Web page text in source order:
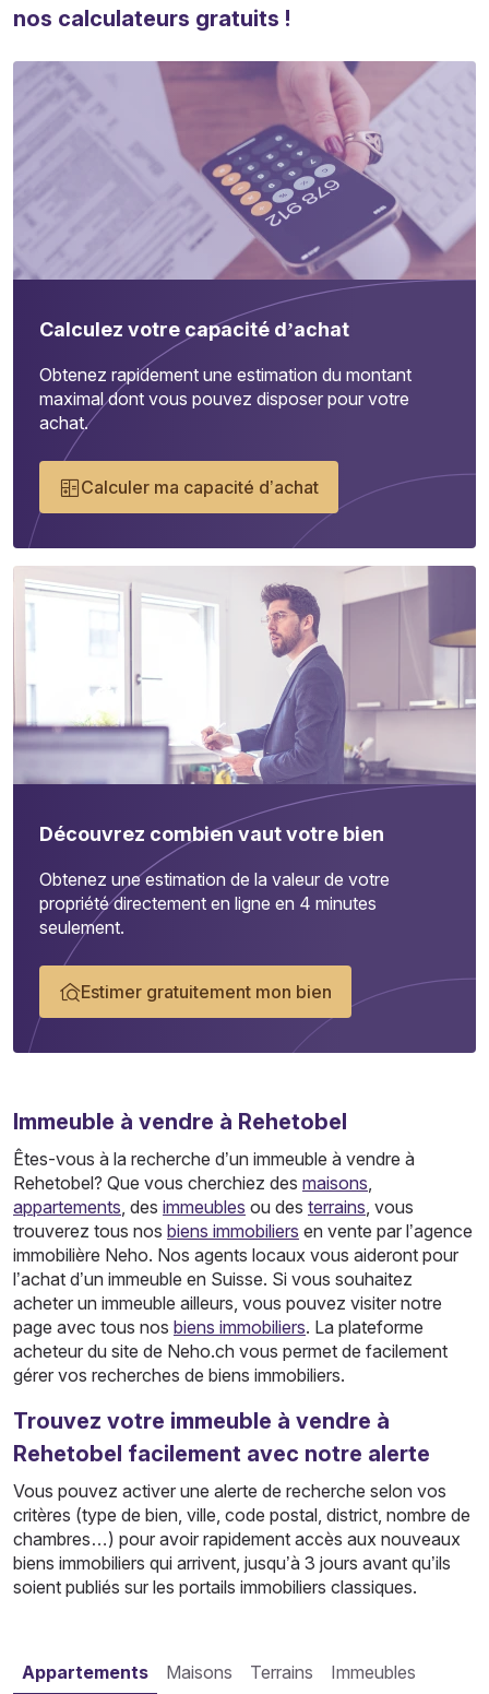
nos calculateurs gratuits !
Calculez votre capacité d’achat
Obtenez rapidement une estimation du montant
maximal dont vous pouvez disposer pour votre
achat.
Calculer ma capacité d’achat
Découvrez combien vaut votre bien
Obtenez une estimation de la valeur de votre
propriété directement en ligne en 4 minutes
seulement.
Estimer gratuitement mon bien
Immeuble à vendre à Rehetobel
Êtes-vous à la recherche d’un immeuble à vendre à
Rehetobel? Que vous cherchiez des maisons,
appartements, des immeubles ou des terrains, vous
trouverez tous nos biens immobiliers en vente par l’agence
immobilière Neho. Nos agents locaux vous aideront pour
l’achat d’un immeuble en Suisse. Si vous souhaitez
acheter un immeuble ailleurs, vous pouvez visiter notre
page avec tous nos biens immobiliers. La plateforme
acheteur du site de Neho.ch vous permet de facilement
gérer vos recherches de biens immobiliers.
Trouvez votre immeuble à vendre à
Rehetobel facilement avec notre alerte
Vous pouvez activer une alerte de recherche selon vos
critères (type de bien, ville, code postal, district, nombre de
chambres…) pour avoir rapidement accès aux nouveaux
biens immobiliers qui arrivent, jusqu’à 3 jours avant qu’ils
soient publiés sur les portails immobiliers classiques.
Appartements Maisons Terrains Immeubles